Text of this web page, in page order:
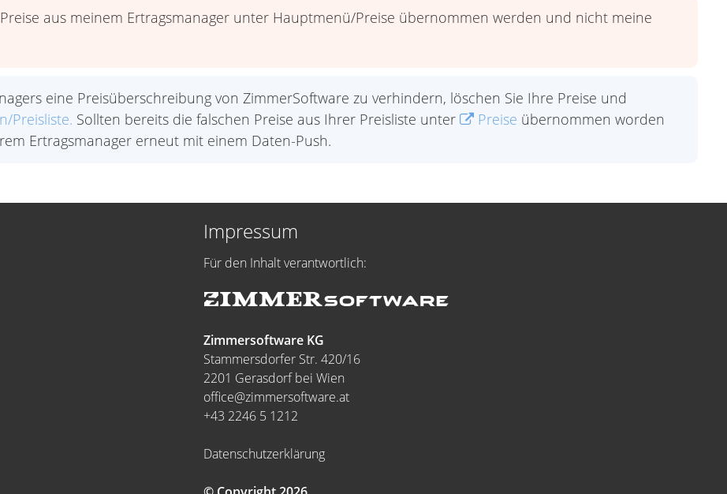
aus meinem Ertragsmanager unter Hauptmenü/Preise übernommen werden und nicht meine
eine Preisüberschreibung von ZimmerSoftware zu verhindern, löschen Sie Ihre Preise und
Preisliste. Sollten bereits die falschen Preise aus Ihrer Preisliste unter Preise übernommen worden
Ertragsmanager erneut mit einem Daten-Push.
Impressum
Für den Inhalt verantwortlich:
Zimmersoftware KG
Stammersdorfer Str. 420/16
2201 Gerasdorf bei Wien
office@zimmersoftware.at
+43 2246 5 1212
Datenschutzerklärung